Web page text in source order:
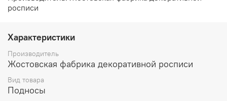
росписи
Характеристики
Производитель
Жостовская фабрика декоративной росписи
Вид товара
Подносы